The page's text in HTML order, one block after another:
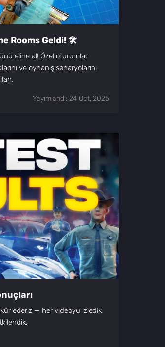
Rooms Geldi! 🛠️
eline al! Özel oturumlar
ve oynanış senaryolarını
Yayımlandı: 24 Oct, 2025
ederiz — her videoyu izledik